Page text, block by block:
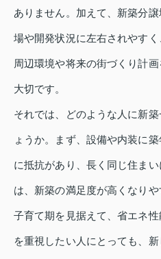
ありません。加えて、新築分
場や開発状況に左右されやす
周辺環境や将来の街づくり計
大切です。
それでは、どのような人に新
ょうか。まず、設備や内装に
に抵抗があり、長く同じ住ま
は、新築の満足度が高くなりや
子育て期を見据えて、省エネ
を重視したい人にとっても、